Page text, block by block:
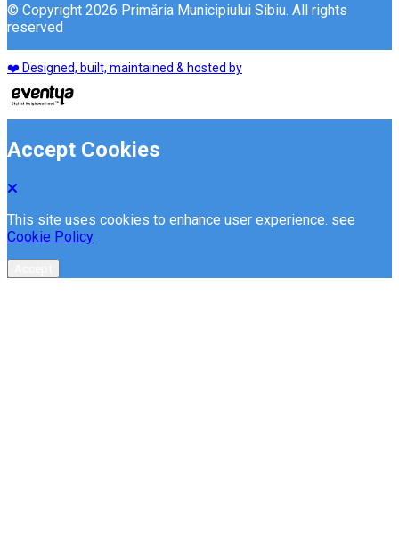
© Copyright 2026 Primăria Municipiului Sibiu. All rights
reserved
❤️ Designed, built, maintained & hosted by
Accept Cookies
This site uses cookies to enhance user experience. see
Cookie Policy